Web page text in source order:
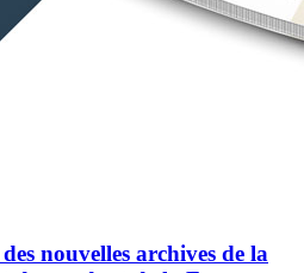
nouvelles archives de la